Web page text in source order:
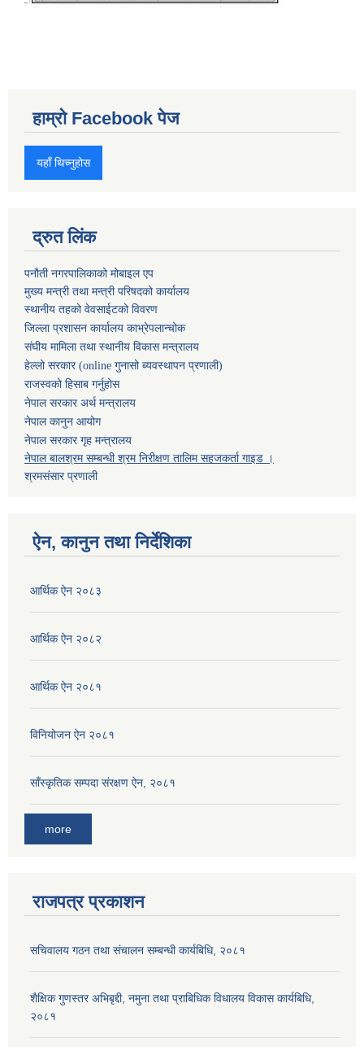
हाम्रो Facebook पेज
यहाँ थिच्नुहोस
द्रुत लिंक
पनौती नगरपालिकाको मोबाइल एप
मुख्य मन्त्री तथा मन्त्री परिषदको कार्यालय
स्थानीय तहको वेवसाईटको विवरण
जिल्ला प्रशासन कार्यालय काभ्रेपलान्चोक
संघीय मामिला तथा स्थानीय विकास मन्त्रालय
हेल्लो सरकार (online गुनासो ब्यवस्थापन प्रणाली)
राजस्वको हिसाब गर्नुहोस
नेपाल सरकार अर्थ मन्त्रालय
नेपाल कानुन आयोग
नेपाल सरकार गृह मन्त्रालय
नेपाल बालश्रम सम्बन्धी श्रम निरीक्षण तालिम सहजकर्ता गाइड ।
श्रमसंसार प्रणाली
ऐन, कानुन तथा निर्देशिका
आर्थिक ऐन २०८३
आर्थिक ऐन २०८२
आर्थिक ऐन २०८१
विनियोजन ऐन २०८१
साँस्कृतिक सम्पदा संरक्षण ऐन, २०८१
more
राजपत्र प्रकाशन
सचिवालय गठन तथा संचालन सम्बन्धी कार्यबिधि, २०८१
शैक्षिक गुणस्तर अभिबृद्दी, नमुना तथा प्राबिधिक विधालय विकास कार्यबिधि,
२०८१